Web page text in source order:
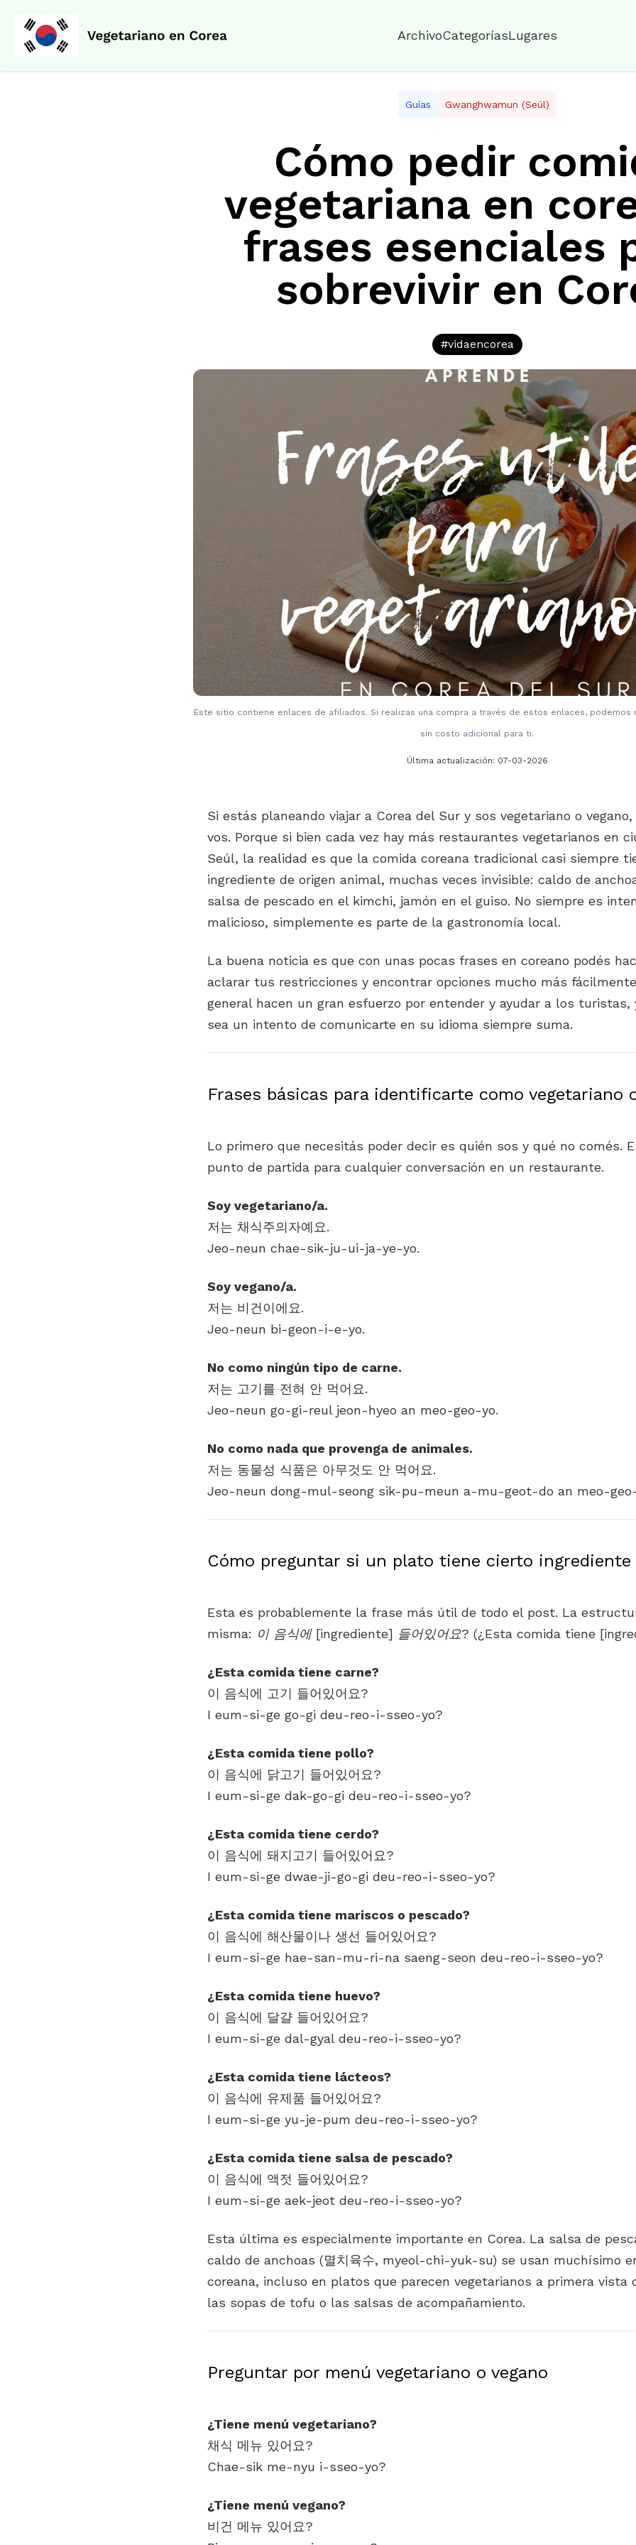
ArchivoCategoríasLugares
Guías Gwanghwamun (seúl)
Cómo pedir
vegetariana en
frases esenciales
sobrevivir en
#vidaencorea
Este sitio contiene enlaces de afiliados. Si realizas una compra a través de estos enlaces, podemos
sin costo adicional para ti.
Última actualización: 07-03-2026
Si estás planeando viajar a Corea del Sur y sos vegetariano o
vos. Porque si bien cada vez hay más restaurantes vegetarianos en
Seúl, la realidad es que la comida coreana tradicional casi siempre
ingrediente de origen animal, muchas veces invisible: caldo de
salsa de pescado en el kimchi, jamón en el guiso. No siempre es
malicioso, simplemente es parte de la gastronomía local.
La buena noticia es que con unas pocas frases en coreano podés
aclarar tus restricciones y encontrar opciones mucho más
general hacen un gran esfuerzo por entender y ayudar a los
sea un intento de comunicarte en su idioma siempre suma.
Frases básicas para identificarte como vegetariano
Lo primero que necesitás poder decir es quién sos y qué no comés.
punto de partida para cualquier conversación en un restaurante.
Soy vegetariano/a.
Jeo-neun chae-sik-ju-ui-ja-ye-yo.
Soy vegano/a.
Jeo-neun bi-geon-i-e-yo.
No como ningún tipo de carne.
Jeo-neun go-gi-reul jeon-hyeo an meo-geo-yo.
No como nada que provenga de animales.
Jeo-neun dong-mul-seong sik-pu-meun a-mu-geot-do an meo-
Cómo preguntar si un plato tiene cierto ingrediente
Esta es probablemente la frase más útil de todo el post. La
misma: 이 음식에 [ingrediente] 들어있어요? (¿Esta comida tiene
¿Esta comida tiene carne?
I eum-si-ge go-gi deu-reo-i-sseo-yo?
¿Esta comida tiene pollo?
I eum-si-ge dak-go-gi deu-reo-i-sseo-yo?
¿Esta comida tiene cerdo?
I eum-si-ge dwae-ji-go-gi deu-reo-i-sseo-yo?
¿Esta comida tiene mariscos o pescado?
I eum-si-ge hae-san-mu-ri-na saeng-seon deu-reo-i-sseo-yo?
¿Esta comida tiene huevo?
I eum-si-ge dal-gyal deu-reo-i-sseo-yo?
¿Esta comida tiene lácteos?
I eum-si-ge yu-je-pum deu-reo-i-sseo-yo?
¿Esta comida tiene salsa de pescado?
I eum-si-ge aek-jeot deu-reo-i-sseo-yo?
Esta última es especialmente importante en Corea. La salsa de
caldo de anchoas (멸치육수, myeol-chi-yuk-su) se usan muchísimo
coreana, incluso en platos que parecen vegetarianos a primera vista
las sopas de tofu o las salsas de acompañamiento.
Preguntar por menú vegetariano o vegano
¿Tiene menú vegetariano?
Chae-sik me-nyu i-sseo-yo?
¿Tiene menú vegano?